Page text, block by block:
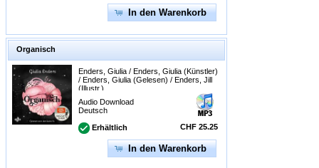
In den Warenkorb
Organisch
Enders, Giulia / Enders, Giulia (Künstler)
/ Enders, Giulia (Gelesen) / Enders, Jill
(Illustr.)
Audio Download
Deutsch
Erhältlich CHF 25.25
In den Warenkorb